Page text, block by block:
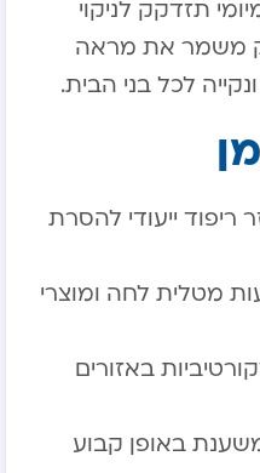
תזדקק לניקוי
רק משמר את מראה
לכל בני הבית.
ייעודי להסרת
מטלית לחה ומוצרי
באזורים
באופן קבוע